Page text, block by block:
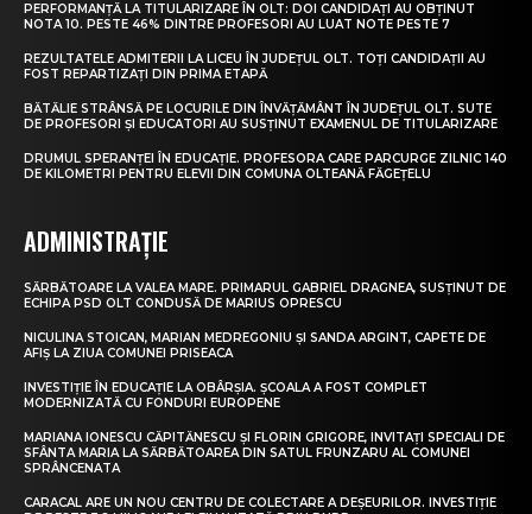
PERFORMANȚĂ LA TITULARIZARE ÎN OLT: DOI CANDIDAȚI AU OBȚINUT
NOTA 10. PESTE 46% DINTRE PROFESORI AU LUAT NOTE PESTE 7
REZULTATELE ADMITERII LA LICEU ÎN JUDEȚUL OLT. TOȚI CANDIDAȚII AU
FOST REPARTIZAȚI DIN PRIMA ETAPĂ
BĂTĂLIE STRÂNSĂ PE LOCURILE DIN ÎNVĂȚĂMÂNT ÎN JUDEȚUL OLT. SUTE
DE PROFESORI ȘI EDUCATORI AU SUSȚINUT EXAMENUL DE TITULARIZARE
DRUMUL SPERANȚEI ÎN EDUCAȚIE. PROFESORA CARE PARCURGE ZILNIC 140
DE KILOMETRI PENTRU ELEVII DIN COMUNA OLTEANĂ FĂGEȚELU
ADMINISTRAȚIE
SĂRBĂTOARE LA VALEA MARE. PRIMARUL GABRIEL DRAGNEA, SUSȚINUT DE
ECHIPA PSD OLT CONDUSĂ DE MARIUS OPRESCU
NICULINA STOICAN, MARIAN MEDREGONIU ȘI SANDA ARGINT, CAPETE DE
AFIȘ LA ZIUA COMUNEI PRISEACA
INVESTIȚIE ÎN EDUCAȚIE LA OBÂRȘIA. ȘCOALA A FOST COMPLET
MODERNIZATĂ CU FONDURI EUROPENE
MARIANA IONESCU CĂPITĂNESCU ȘI FLORIN GRIGORE, INVITAȚI SPECIALI DE
SFÂNTA MARIA LA SĂRBĂTOAREA DIN SATUL FRUNZARU AL COMUNEI
SPRÂNCENATA
CARACAL ARE UN NOU CENTRU DE COLECTARE A DEȘEURILOR. INVESTIȚIE